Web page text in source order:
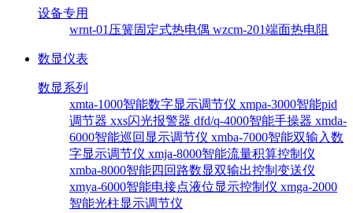
设备专用
wrnt-01压簧固定式热电偶 wzcm-201端面热电阻
数显仪表
数显系列
xmta-1000智能数字显示调节仪 xmpa-3000智能pid
调节器 xxs闪光报警器 dfd/q-4000智能手操器 xmda-
6000智能巡回显示调节仪 xmba-7000智能双输入数
字显示调节仪 xmja-8000智能流量积算控制仪
xmba-8000智能四回路数显双输出控制变送仪
xmya-6000智能电接点液位显示控制仪 xmga-2000
智能光柱显示调节仪